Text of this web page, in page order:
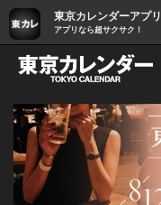
東京カレンダーアプリ
アプリなら超サクサク！